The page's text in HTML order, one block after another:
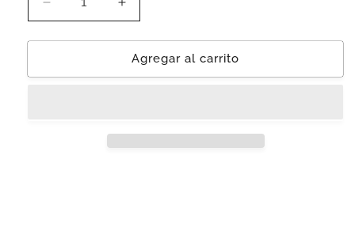
Reducir
cantidad
para
Olinála
Aumentar
cantidad
para
Calabaza
Olinála
Agregar al carrito